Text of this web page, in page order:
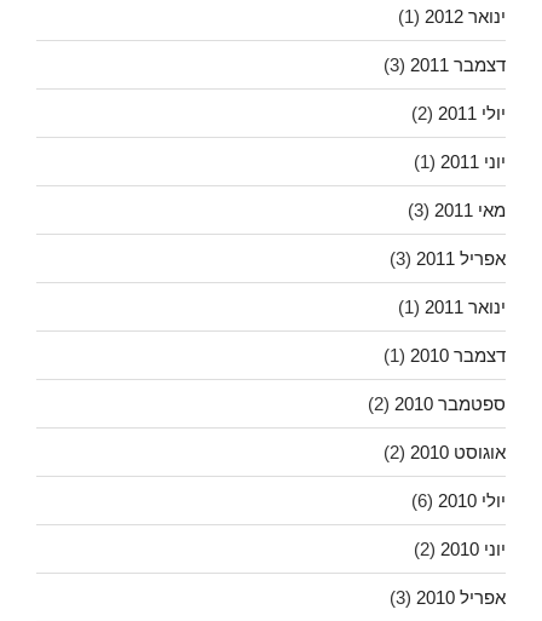
ינואר 2012 (1)
דצמבר 2011 (3)
יולי 2011 (2)
יוני 2011 (1)
מאי 2011 (3)
אפריל 2011 (3)
ינואר 2011 (1)
דצמבר 2010 (1)
ספטמבר 2010 (2)
אוגוסט 2010 (2)
יולי 2010 (6)
יוני 2010 (2)
אפריל 2010 (3)